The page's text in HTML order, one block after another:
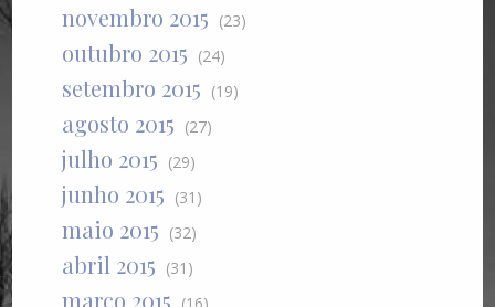
novembro 2015 (23)
outubro 2015 (24)
setembro 2015 (19)
agosto 2015 (27)
julho 2015 (29)
junho 2015 (31)
maio 2015 (32)
abril 2015 (31)
março 2015